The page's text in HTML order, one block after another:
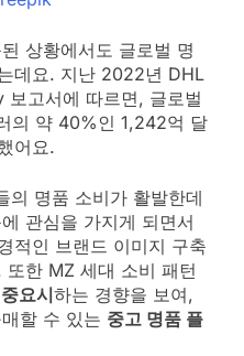
상황에서도 글로벌 명
데요. 지난 2022년 DHL
고서에 따르면, 글로벌
의 약 40%인 1,242억 달
어요.
의 명품 소비가 활발한데
관심을 가지게 되면서
적인 브랜드 이미지 구축
한 MZ 세대 소비 패턴
요시하는 경향을 보여,
할 수 있는 중고 명품 플